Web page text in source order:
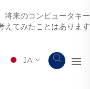
将来のコンピュータキー
えてみたことはあります
JA